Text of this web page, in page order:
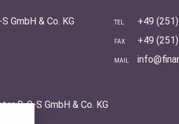
GmbH & Co. KG
TEL +49
FAX +49
MAIL
B-G-S GmbH & Co. KG